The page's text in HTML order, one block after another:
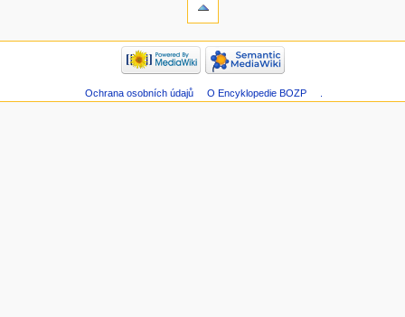
Ochrana osobních údajů O Encyklopedie BOZP